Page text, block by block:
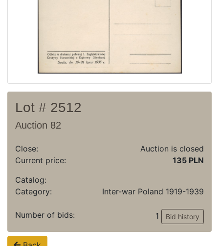
Lot # 2512
Auction 82
Close:
Auction is closed
Current price:
135 PLN
Catalog:
Category:
Inter-war Poland 1919-1939
Number of bids: 1 Bid history